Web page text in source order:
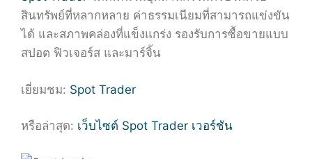
สินทรัพย์ที่หลากหลาย ค่าธรรมเนียมที่สามารถแข่งขัน
ได้ และสภาพคล่องที่แข็งแกร่ง รองรับการซื้อขายแบบ
สปอต ฟิวเจอร์ส และมาร์จิ้น
เยี่ยมชม: Spot Trader
หรือล่าสุด: เว็บไซต์ Spot Trader เวอร์ชัน